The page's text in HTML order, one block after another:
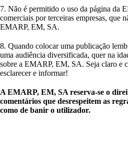
7. Não é permitido o uso da página da
comerciais por terceiras empresas, que
EMARP, EM, SA.
8. Quando colocar uma publicação
uma audiência diversificada, quer na
sobre a EMARP, EM, SA. Seja claro e
esclarecer e informar!
A EMARP, EM, SA reserva-se o
comentários que desrespeitem as
como de banir o utilizador.